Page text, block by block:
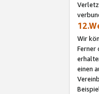
Wir
Ferner
einen